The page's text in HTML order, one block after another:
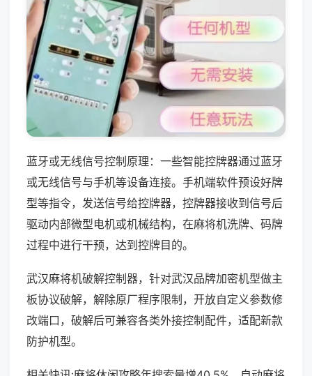
蓝牙或无线信号控制原理：一些智能控牌器通过蓝牙
或无线信号与手机等设备连接。手机端软件预设好牌
型等指令，发送信号给控牌器，控牌器接收到信号后
驱动内部微型电机或机械结构，在麻将机洗牌、码牌
过程中进行干预，达到控牌目的。
武汉麻将机破解控制器，针对武汉品牌加密机型做主
板协议破解，解除原厂程序限制，开放自定义参数修
改端口，破解后可兼容各类外接控制配件，适配新款
防护机型。